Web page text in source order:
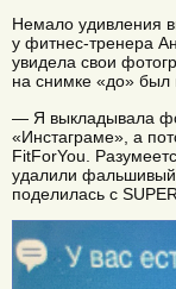
Немало удивления
у фитнес-тренера
увидела свои
на снимке «до» был
— Я выкладывала
«Инстаграме», а
FitForYou.
удалили
поделилась с